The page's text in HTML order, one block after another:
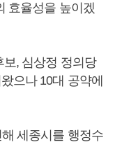
효율성을 높이겠
, 심상정 정의당
으나 10대 공약에
세종시를 행정수